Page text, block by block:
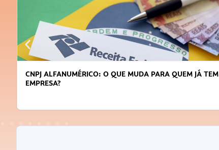
CNPJ ALFANUMÉRICO: O QUE MUDA PARA QUEM JÁ TEM
EMPRESA?